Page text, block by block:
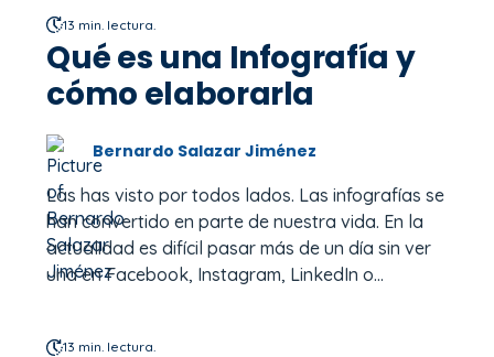
13 min. lectura.
Qué es una Infografía y
cómo elaborarla
Bernardo Salazar Jiménez
Las has visto por todos lados. Las infografías se
han convertido en parte de nuestra vida. En la
actualidad es difícil pasar más de un día sin ver
una en Facebook, Instagram, LinkedIn o...
13 min. lectura.